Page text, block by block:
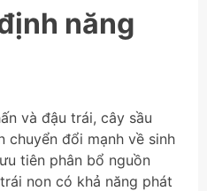
năng
và đậu trái, cây sầu
chuyển đổi mạnh về sinh
tiên phân bổ nguồn
non có khả năng phát